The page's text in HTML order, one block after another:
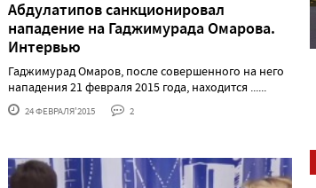
Абдулатипов санкционировал
нападение на Гаджимурада Омарова.
Интервью
Гаджимурад Омаров, после совершенного на него
нападения 21 февраля 2015 года, находится ......
24 ФЕВРАЛЯ'2015 2